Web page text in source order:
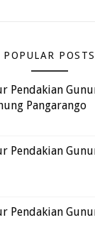
POPULAR POSTS
Pendakian
Pangarango
Pendakian
Pendakian